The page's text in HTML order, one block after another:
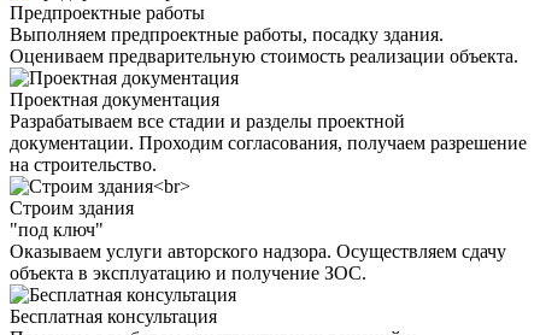
Предпроектные работы
Выполняем предпроектные работы, посадку здания.
Оцениваем предварительную стоимость реализации объекта.
Проектная документация
Разрабатываем все стадии и разделы проектной
документации. Проходим согласования, получаем разрешение
на строительство.
Строим здания
"под ключ"
Оказываем услуги авторского надзора. Осуществляем сдачу
объекта в эксплуатацию и получение ЗОС.
Бесплатная консультация